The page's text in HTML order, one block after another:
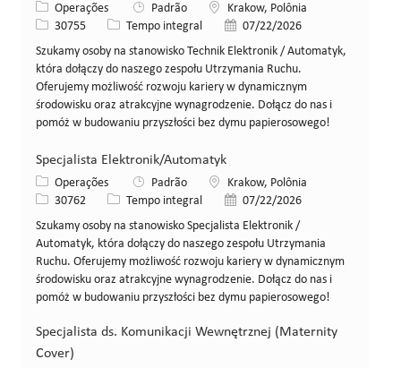
Categoria
Operações Padrão LocalKrakow, Polônia
ID da vaga
30755 Tipo de cargo
Tempo integral Data de publicação
07/22/2026
Szukamy osoby na stanowisko Technik Elektronik / Automatyk,
która dołączy do naszego zespołu Utrzymania Ruchu.
Oferujemy możliwość rozwoju kariery w dynamicznym
środowisku oraz atrakcyjne wynagrodzenie. Dołącz do nas i
pomóż w budowaniu przyszłości bez dymu papierosowego!
Specjalista Elektronik/Automatyk
Categoria
Operações Padrão LocalKrakow, Polônia
ID da vaga
30762 Tipo de cargo
Tempo integral Data de publicação
07/22/2026
Szukamy osoby na stanowisko Specjalista Elektronik /
Automatyk, która dołączy do naszego zespołu Utrzymania
Ruchu. Oferujemy możliwość rozwoju kariery w dynamicznym
środowisku oraz atrakcyjne wynagrodzenie. Dołącz do nas i
pomóż w budowaniu przyszłości bez dymu papierosowego!
Specjalista ds. Komunikacji Wewnętrznej (Maternity
Cover)